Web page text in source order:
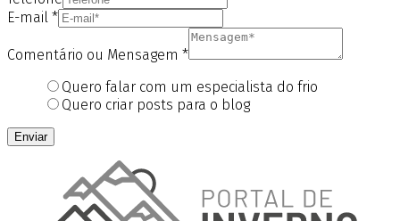
E-mail *
Comentário ou Mensagem *
Quero falar com um especialista do frio
Quero criar posts para o blog
Enviar